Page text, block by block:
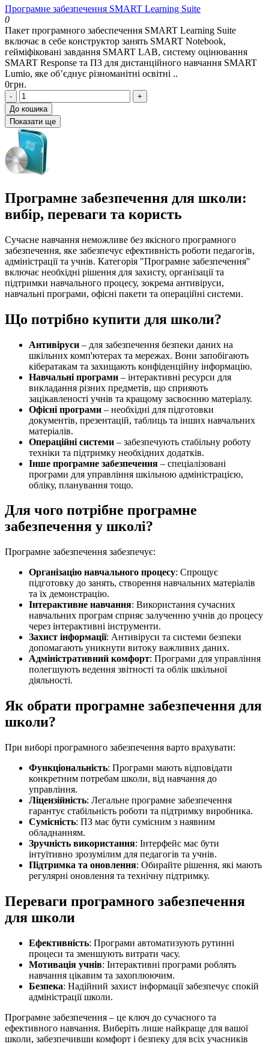
Програмне забезпечення SMART Learning Suite
0
Пакет програмного забеспечення SMART Learning Suite
включає в себе конструктор занять SMART Notebook,
гейміфіковані завдання SMART LAB, систему оцінювання
SMART Response та ПЗ для дистанційного навчання SMART
Lumio, яке об’єднує різноманітні освітні ..
0грн.
-
+
До кошика
Показати ще
Програмне забезпечення для школи:
вибір, переваги та користь
Сучасне навчання неможливе без якісного програмного
забезпечення, яке забезпечує ефективність роботи педагогів,
адміністрації та учнів. Категорія "Програмне забезпечення"
включає необхідні рішення для захисту, організації та
підтримки навчального процесу, зокрема антивіруси,
навчальні програми, офісні пакети та операційні системи.
Що потрібно купити для школи?
Антивіруси – для забезпечення безпеки даних на
шкільних комп'ютерах та мережах. Вони запобігають
кібератакам та захищають конфіденційну інформацію.
Навчальні програми – інтерактивні ресурси для
викладання різних предметів, що сприяють
зацікавленості учнів та кращому засвоєнню матеріалу.
Офісні програми – необхідні для підготовки
документів, презентацій, таблиць та інших навчальних
матеріалів.
Операційні системи – забезпечують стабільну роботу
техніки та підтримку необхідних додатків.
Інше програмне забезпечення – спеціалізовані
програми для управління шкільною адміністрацією,
обліку, планування тощо.
Для чого потрібне програмне
забезпечення у школі?
Програмне забезпечення забезпечує:
Організацію навчального процесу: Спрощує
підготовку до занять, створення навчальних матеріалів
та їх демонстрацію.
Інтерактивне навчання: Використання сучасних
навчальних програм сприяє залученню учнів до процесу
через інтерактивні інструменти.
Захист інформації: Антивіруси та системи безпеки
допомагають уникнути витоку важливих даних.
Адміністративний комфорт: Програми для управління
полегшують ведення звітності та облік шкільної
діяльності.
Як обрати програмне забезпечення для
школи?
При виборі програмного забезпечення варто врахувати:
Функціональність: Програми мають відповідати
конкретним потребам школи, від навчання до
управління.
Ліцензійність: Легальне програмне забезпечення
гарантує стабільність роботи та підтримку виробника.
Сумісність: ПЗ має бути сумісним з наявним
обладнанням.
Зручність використання: Інтерфейс має бути
інтуїтивно зрозумілим для педагогів та учнів.
Підтримка та оновлення: Обирайте рішення, які мають
регулярні оновлення та технічну підтримку.
Переваги програмного забезпечення
для школи
Ефективність: Програми автоматизують рутинні
процеси та зменшують витрати часу.
Мотивація учнів: Інтерактивні програми роблять
навчання цікавим та захоплюючим.
Безпека: Надійний захист інформації забезпечує спокій
адміністрації школи.
Програмне забезпечення – це ключ до сучасного та
ефективного навчання. Виберіть лише найкраще для вашої
школи, забезпечивши комфорт і безпеку для всіх учасників